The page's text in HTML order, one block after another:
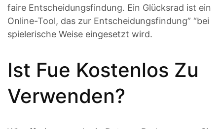
faire Entscheidungsfindung. Ein Glücksrad ist ein
Online-Tool, das zur Entscheidungsfindung” “bei
spielerische Weise eingesetzt wird.
Ist Fue Kostenlos Zu
Verwenden?